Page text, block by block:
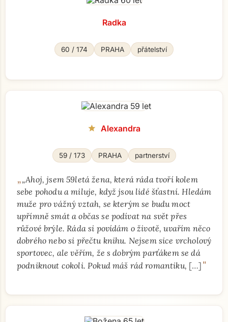
Přejít na hlavní obsah
Radka
60 / 174 PRAHA přátelství
star Alexandra
59 / 173 PRAHA partnerství
„„Ahoj, jsem 59letá žena, která ráda tvoří kolem
sebe pohodu a miluje, když jsou lidé šťastní. Hledám
muže pro vážný vztah, se kterým se budu moct
upřímně smát a občas se podívat na svět přes
růžové brýle. Ráda si povídám o životě, uvařím něco
dobrého nebo si přečtu knihu. Nejsem sice vrcholový
sportovec, ale věřím, že s dobrým parťákem se dá
podniknout cokoli. Pokud máš rád romantiku, […] "